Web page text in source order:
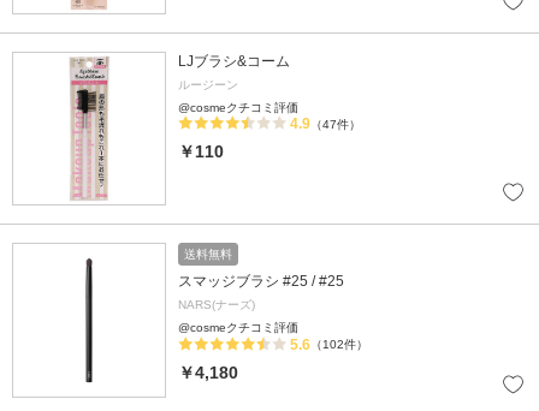
LJブラシ&コーム
ルージーン
@cosmeクチコミ評価
4.9 （47件）
￥110
送料無料
スマッジブラシ #25 / #25
NARS(ナーズ)
@cosmeクチコミ評価
5.6 （102件）
￥4,180